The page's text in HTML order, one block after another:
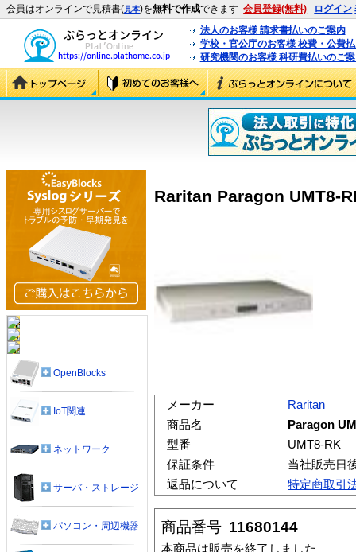
会員はオンラインで見積書(見本)を無料で作成できます 会員登録(無料) ログイン
法人のお客様 請求書払いのご案内
学校・官公庁のお客様 校費・公費
研究機関のお客様 科研費払いのご
Raritan Paragon UMT8-
メーカー
Raritan
商品名
Paragon
型番
UMT8-RK
保証条件
当社販売日
返品について
特定商取引
商品番号 11680144
本商品は販売を終了しました
OpenBlocks
IoT関連
ネットワーク
サーバ・ストレージ
パソコン・周辺機器